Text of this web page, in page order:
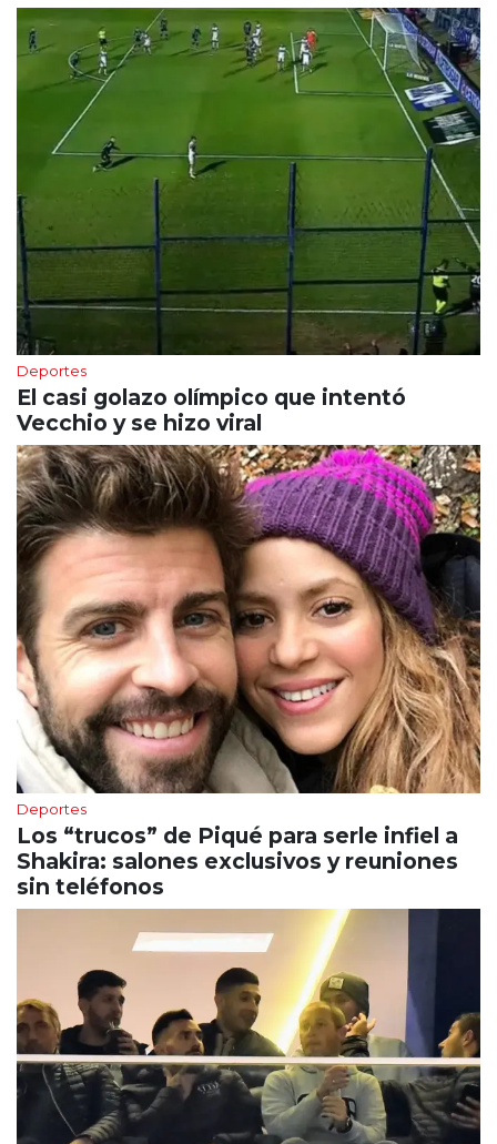
Deportes
El casi golazo olímpico que intentó
Vecchio y se hizo viral
Deportes
Los “trucos” de Piqué para serle infiel a
Shakira: salones exclusivos y reuniones
sin teléfonos